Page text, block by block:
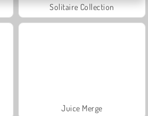
Solitaire Collection
Juice Merge